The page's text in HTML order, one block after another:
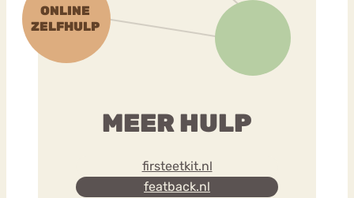
MEER HULP
firsteetkit.nl
featback.nl